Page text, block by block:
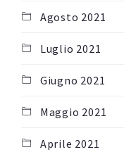
Agosto 2021
Luglio 2021
Giugno 2021
Maggio 2021
Aprile 2021